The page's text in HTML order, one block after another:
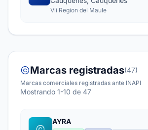
Vii Region del Maule
Marcas registradas(47)
Marcas comerciales registradas ante INAPI
Mostrando 1-10 de 47
AYRA